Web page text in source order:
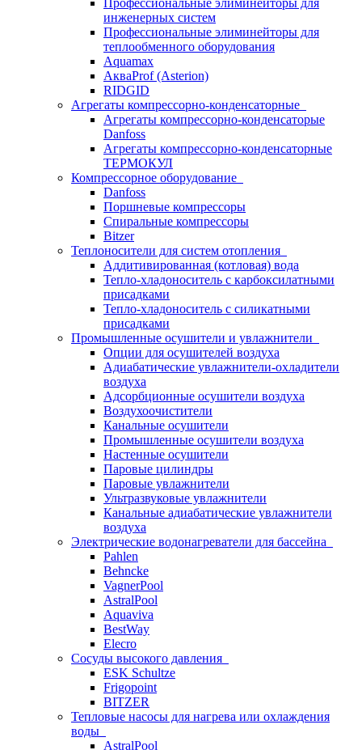
Профессиональные элиминейторы для
инженерных систем
Профессиональные элиминейторы для
теплообменного оборудования
Aquamax
АкваProf (Asterion)
RIDGID
Агрегаты компрессорно-конденсаторные
Агрегаты компрессорно-конденсаторые
Danfoss
Агрегаты компрессорно-конденсаторные
ТЕРМОКУЛ
Компрессорное оборудование
Danfoss
Поршневые компрессоры
Спиральные компрессоры
Bitzer
Теплоносители для систем отопления
Аддитивированная (котловая) вода
Тепло-хладоноситель с карбоксилатными
присадками
Тепло-хладоноситель с силикатными
присадками
Промышленные осушители и увлажнители
Опции для осушителей воздуха
Адиабатические увлажнители-охладители
воздуха
Адсорбционные осушители воздуха
Воздухоочистители
Канальные осушители
Промышленные осушители воздуха
Настенные осушители
Паровые цилиндры
Паровые увлажнители
Ультразвуковые увлажнители
Канальные адиабатические увлажнители
воздуха
Электрические водонагреватели для бассейна
Pahlen
Behncke
VagnerPool
AstralPool
Aquaviva
BestWay
Elecro
Сосуды высокого давления
ESK Schultze
Frigopoint
BITZER
Тепловые насосы для нагрева или охлаждения
воды
AstralPool